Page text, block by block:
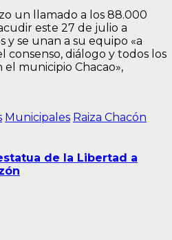
un llamado a los 88.000
este 27 de julio a
y se unan a su equipo «a
consenso, diálogo y todos los
municipio Chacao»,
Municipales Raiza Chacón
de la Libertad a